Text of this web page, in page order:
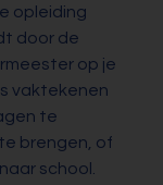
opleiding
door de
op je
vaktekenen
te
brengen, of
school.